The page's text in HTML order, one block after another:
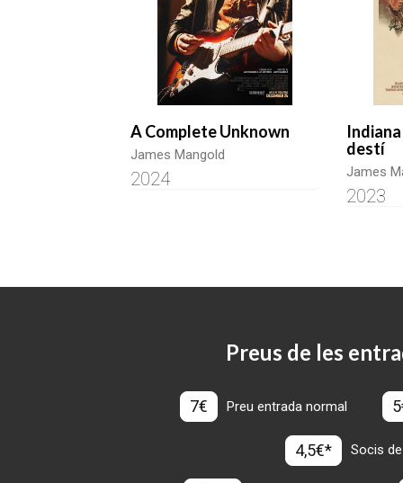
A Complete Unknown
James Mangold
2024
destí
James
2023
Preus de les
7€ Preu entrada normal
4,5€* Socis